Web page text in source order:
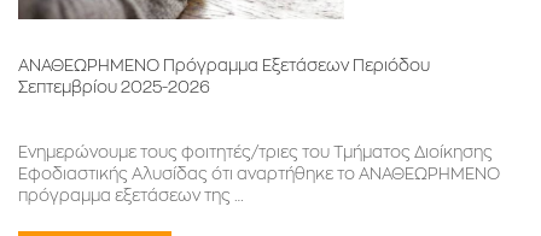
ΑΝΑΘΕΩΡΗΜΕΝΟ Πρόγραμμα Εξετάσεων Περιόδου
Σεπτεμβρίου 2025-2026
Ενημερώνουμε τους φοιτητές/τριες του Τμήματος Διοίκησης
Εφοδιαστικής Αλυσίδας ότι αναρτήθηκε το ΑΝΑΘΕΩΡΗΜΕΝΟ
πρόγραμμα εξετάσεων της …